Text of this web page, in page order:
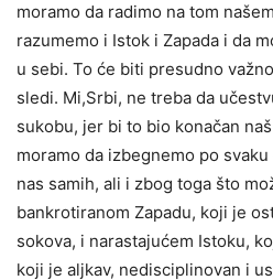
moramo da radimo na tom
razumemo i Istok i Zapada i da
u sebi. To će biti presudno
sledi. Mi,Srbi, ne treba da
sukobu, jer bi to bio konačan
moramo da izbegnemo po
nas samih, ali i zbog toga što
bankrotiranom Zapadu, koji je
sokova, i narastajućem Istoku,
koji je aljkav, nedisciplinovan i